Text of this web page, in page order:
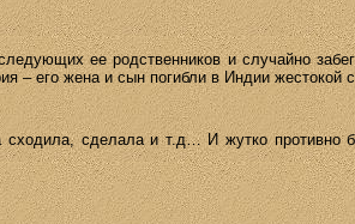
ее родственников и случайно
– его жена и сын погибли в Индии жестокой
сходила, сделала и т.д… Ижутко противно